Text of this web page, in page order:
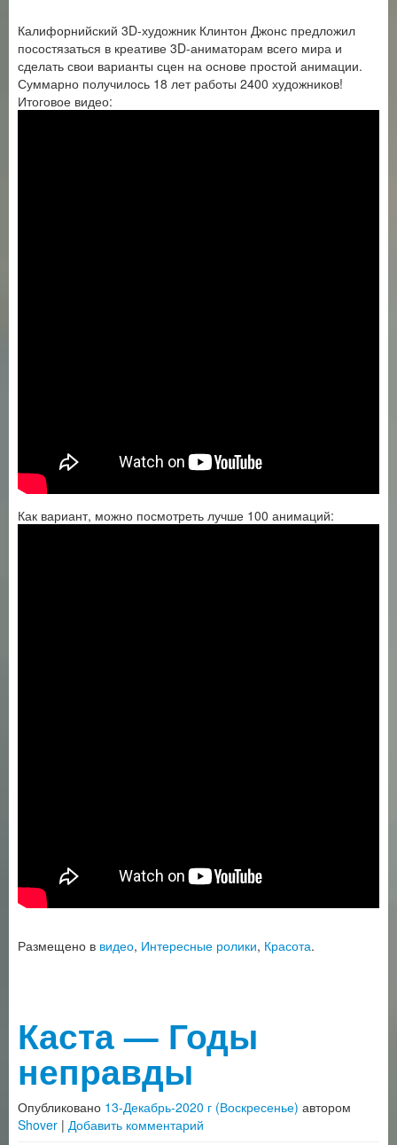
Калифорнийский 3D-художник Клинтон Джонс предложил
посостязаться в креативе 3D-аниматорам всего мира и
сделать свои варианты сцен на основе простой анимации.
Суммарно получилось 18 лет работы 2400 художников!
Итоговое видео:
Как вариант, можно посмотреть лучше 100 анимаций:
Размещено в видео, Интересные ролики, Красота.
Каста — Годы
неправды
Опубликовано 13-Декабрь-2020 г (Воскресенье) автором
Shover | Добавить комментарий